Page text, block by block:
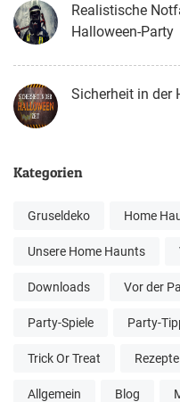
Realistische
Halloween-Party
Sicherheit in der
Kategorien
Gruseldeko Home
Unsere Home Haunts
Downloads Vor der
Party-Spiele Party-
Trick Or Treat Rezepte
Allgemein Blog